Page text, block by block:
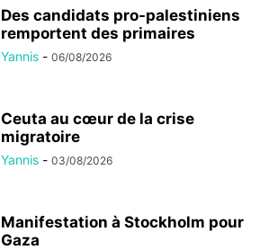
Des candidats pro-palestiniens
remportent des primaires
Yannis - 06/08/2026
Ceuta au cœur de la crise
migratoire
Yannis - 03/08/2026
Manifestation à Stockholm pour
Gaza